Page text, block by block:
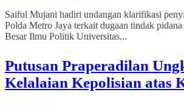
Saiful Mujani hadiri undangan klarifikasi
Polda Metro Jaya terkait dugaan tindak
Besar Ilmu Politik Universitas...
Putusan Praperadilan
Kelalaian Kepolisian atas